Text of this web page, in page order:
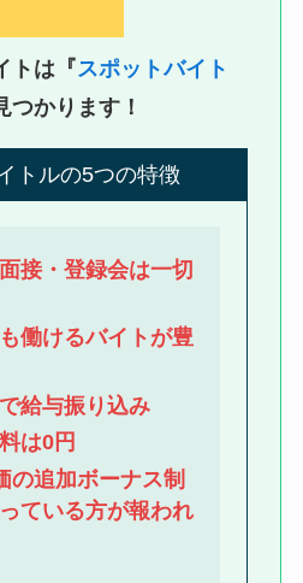
トは『スポットバイト
つかります！
トルの5つの特徴
接・登録会は一切
働けるバイトが豊
給与振り込み
は0円
の追加ボーナス制
ている方が報われ